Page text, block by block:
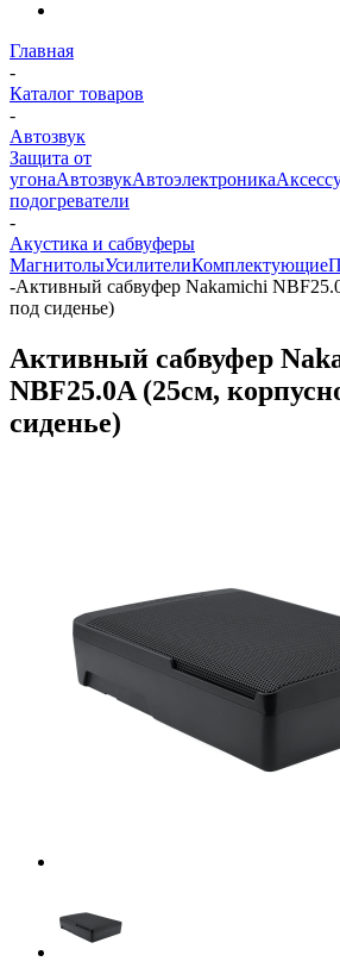
Главная
-
Каталог товаров
-
Автозвук
Защита от
угонаАвтозвукАвтоэлектроника
подогреватели
-
Акустика и сабвуферы
МагнитолыУсилителиКомплектующие
-Активный сабвуфер Nakamichi
под сиденье)
Активный сабвуфер
NBF25.0A (25см,
сиденье)